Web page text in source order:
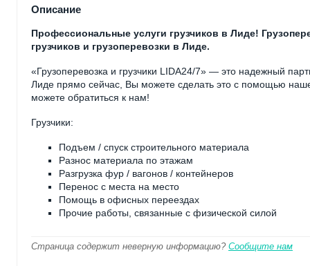
Описание
Профессиональные услуги грузчиков в Лиде!
грузчиков и грузоперевозки в Лиде.
«Грузоперевозка и грузчики LIDA24/7» — это надежный
Лиде прямо сейчас, Вы можете сделать это с помощью
можете обратиться к нам!
Грузчики:
Подъем / спуск строительного материала
Разнос материала по этажам
Разгрузка фур / вагонов / контейнеров
Перенос с места на место
Помощь в офисных переездах
Прочие работы, связанные с физической силой
Страница содержит неверную информацию? Сообщите нам